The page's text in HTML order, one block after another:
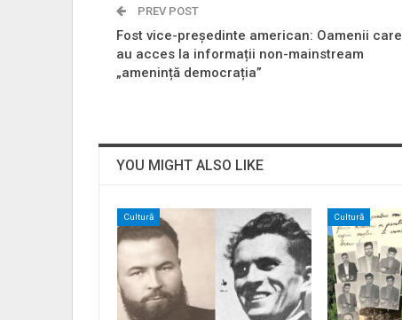
PREV POST
Fost vice-președinte american: Oamenii care
au acces la informații non-mainstream
„amenință democrația”
YOU MIGHT ALSO LIKE
Cultură Cultură